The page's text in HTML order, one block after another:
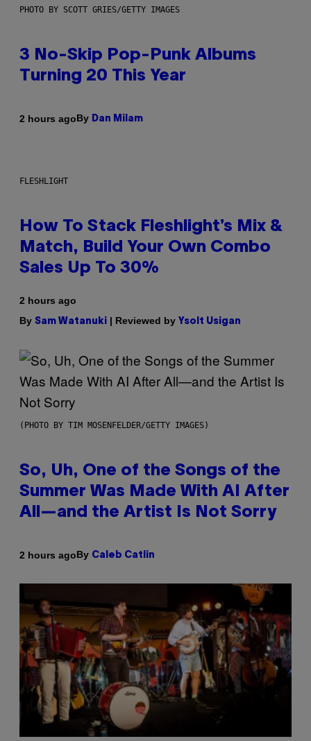
PHOTO BY SCOTT GRIES/GETTY IMAGES
3 No-Skip Pop-Punk Albums
Turning 20 This Year
2 hours agoBy Dan Milam
FLESHLIGHT
How To Stack Fleshlight’s Mix &
Match, Build Your Own Combo
Sales Up To 30%
2 hours ago
By Sam Watanuki | Reviewed by Ysolt Usigan
(PHOTO BY TIM MOSENFELDER/GETTY IMAGES)
So, Uh, One of the Songs of the
Summer Was Made With AI After
All—and the Artist Is Not Sorry
2 hours agoBy Caleb Catlin